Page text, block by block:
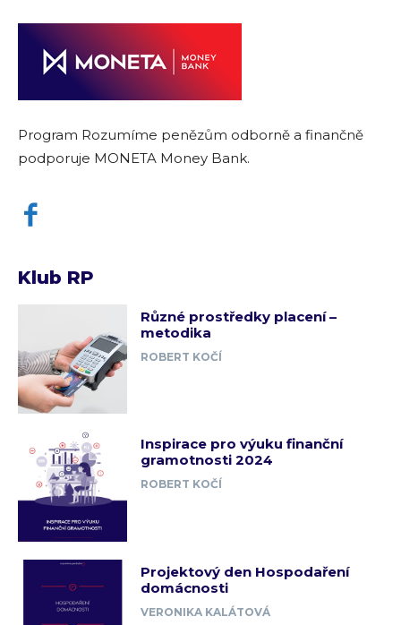
Program Rozumíme penězům odborně a finančně
podporuje MONETA Money Bank.
Klub RP
Různé prostředky placení –
metodika
ROBERT KOČÍ
Inspirace pro výuku finanční
gramotnosti 2024
ROBERT KOČÍ
Projektový den Hospodaření
domácnosti
VERONIKA KALÁTOVÁ